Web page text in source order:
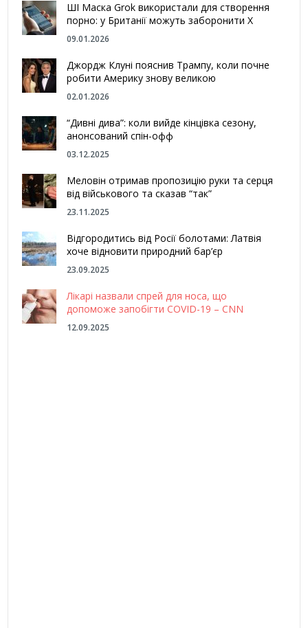
ШІ Маска Grok використали для створення
порно: у Британії можуть заборонити Х
09.01.2026
Джордж Клуні пояснив Трампу, коли почне
робити Америку знову великою
02.01.2026
“Дивні дива”: коли вийде кінцівка сезону,
анонсований спін-офф
03.12.2025
Меловін отримав пропозицію руки та серця
від військового та сказав “так”
23.11.2025
Відгородитись від Росії болотами: Латвія
хоче відновити природний бар’єр
23.09.2025
Лікарі назвали спрей для носа, що
допоможе запобігти COVID-19 – CNN
12.09.2025